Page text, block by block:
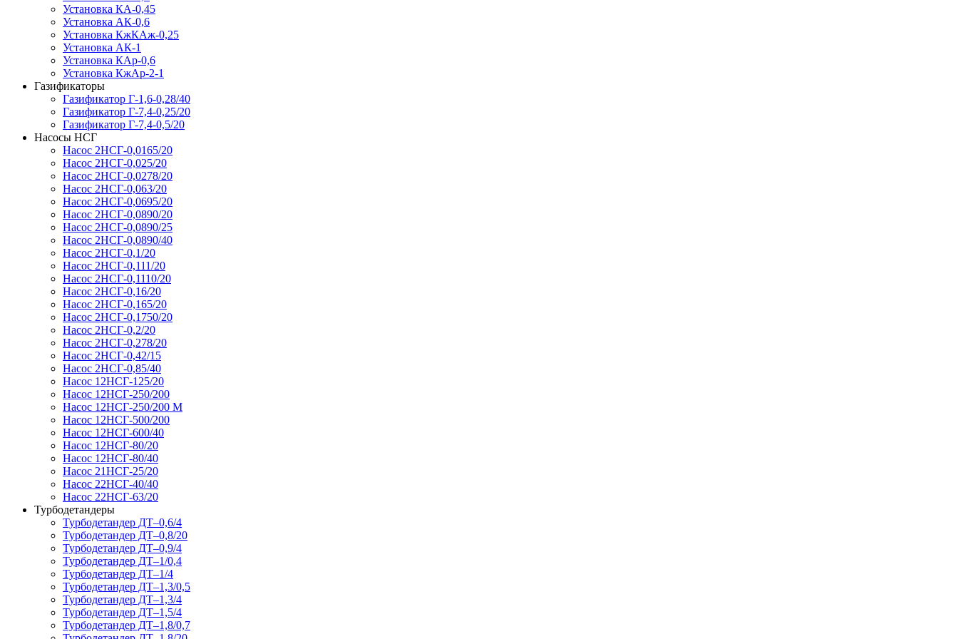
Установка КА-0,45
Установка АК-0,6
Установка КжКАж-0,25
Установка АК-1
Установка КАр-0,6
Установка КжАр-2-1
Газификаторы
Газификатор Г-1,6-0,28/40
Газификатор Г-7,4-0,25/20
Газификатор Г-7,4-0,5/20
Насосы НСГ
Насос 2НСГ-0,0165/20
Насос 2НСГ-0,025/20
Насос 2НСГ-0,0278/20
Насос 2НСГ-0,063/20
Насос 2НСГ-0,0695/20
Насос 2НСГ-0,0890/20
Насос 2НСГ-0,0890/25
Насос 2НСГ-0,0890/40
Насос 2НСГ-0,1/20
Насос 2НСГ-0,111/20
Насос 2НСГ-0,1110/20
Насос 2НСГ-0,16/20
Насос 2НСГ-0,165/20
Насос 2НСГ-0,1750/20
Насос 2НСГ-0,2/20
Насос 2НСГ-0,278/20
Насос 2НСГ-0,42/15
Насос 2НСГ-0,85/40
Насос 12НСГ-125/20
Насос 12НСГ-250/200
Насос 12НСГ-250/200 М
Насос 12НСГ-500/200
Насос 12НСГ-600/40
Насос 12НСГ-80/20
Насос 12НСГ-80/40
Насос 21НСГ-25/20
Насос 22НСГ-40/40
Насос 22НСГ-63/20
Турбодетандеры
Турбодетандер ДТ–0,6/4
Турбодетандер ДТ–0,8/20
Турбодетандер ДТ–0,9/4
Турбодетандер ДТ–1/0,4
Турбодетандер ДТ–1/4
Турбодетандер ДТ–1,3/0,5
Турбодетандер ДТ–1,3/4
Турбодетандер ДТ–1,5/4
Турбодетандер ДТ–1,8/0,7